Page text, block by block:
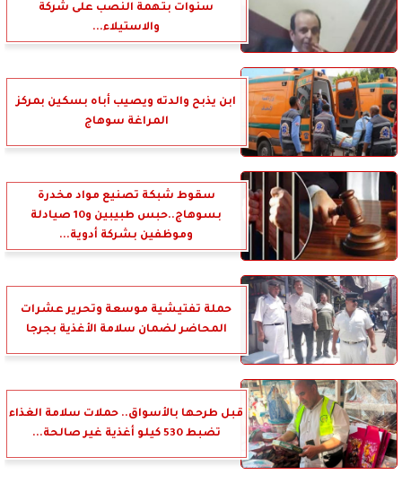
سنوات بتهمة النصب على شركة
والاستيلاء...
ابن يذبح والدته ويصيب أباه بسكين بمركز
المراغة سوهاج
سقوط شبكة تصنيع مواد مخدرة
بسوهاج..حبس طبيبين و10 صيادلة
وموظفين بشركة أدوية...
حملة تفتيشية موسعة وتحرير عشرات
المحاضر لضمان سلامة الأغذية بجرجا
قبل طرحها بالأسواق.. حملات سلامة الغذاء
تضبط 530 كيلو أغذية غير صالحة...